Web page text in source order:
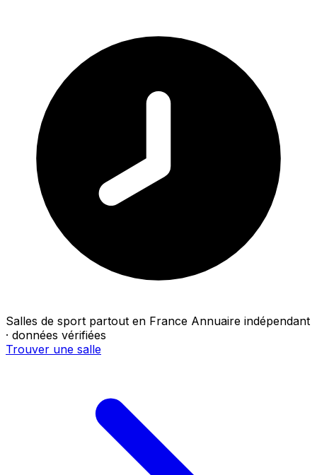
Salles de sport partout en France Annuaire indépendant
· données vérifiées
Trouver une salle